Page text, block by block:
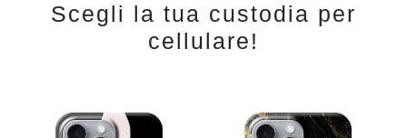
Scegli la tua custodia per
cellulare!